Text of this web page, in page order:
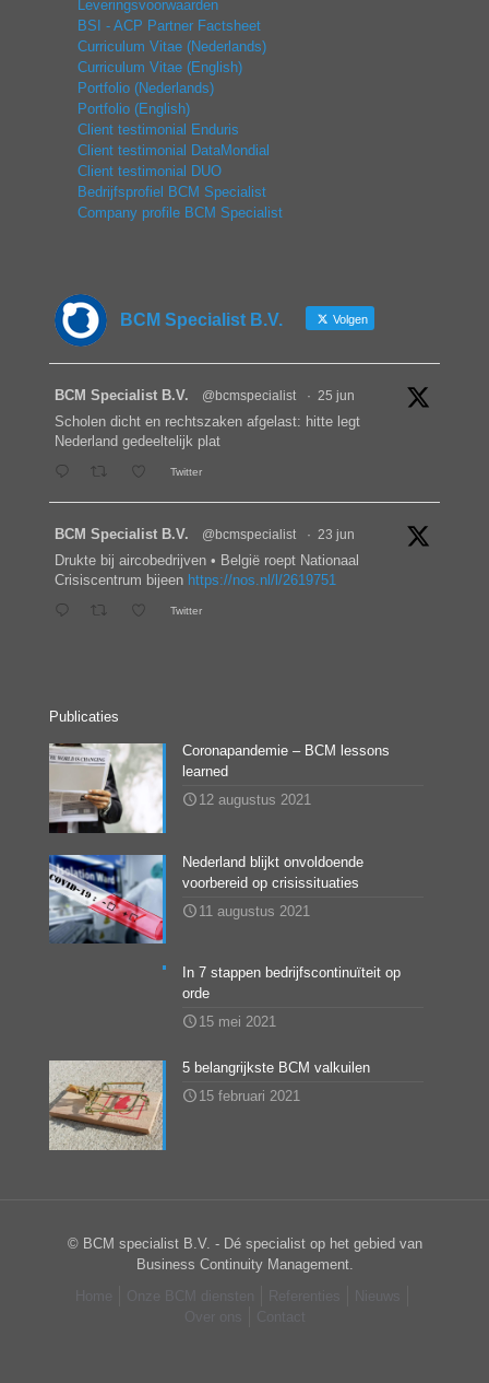
Leveringsvoorwaarden
BSI - ACP Partner Factsheet
Curriculum Vitae (Nederlands)
Curriculum Vitae (English)
Portfolio (Nederlands)
Portfolio (English)
Client testimonial Enduris
Client testimonial DataMondial
Client testimonial DUO
Bedrijfsprofiel BCM Specialist
Company profile BCM Specialist
BCM Specialist B.V. Volgen
BCM Specialist B.V. @bcmspecialist · 25 jun
Scholen dicht en rechtszaken afgelast: hitte legt
Nederland gedeeltelijk plat
Twitter
BCM Specialist B.V. @bcmspecialist · 23 jun
Drukte bij aircobedrijven • België roept Nationaal
Crisiscentrum bijeen https://nos.nl/l/2619751
Twitter
Publicaties
Coronapandemie – BCM lessons
learned
12 augustus 2021
Nederland blijkt onvoldoende
voorbereid op crisissituaties
11 augustus 2021
In 7 stappen bedrijfscontinuïteit op
orde
15 mei 2021
5 belangrijkste BCM valkuilen
15 februari 2021
© BCM specialist B.V. - Dé specialist op het gebied van
Business Continuity Management.
Home
Onze BCM diensten Referenties
Nieuws
Over ons
Contact